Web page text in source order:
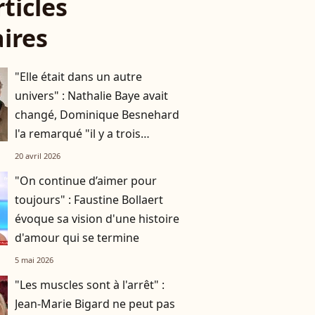
"Elle était dans un autre
univers" : Nathalie Baye avait
changé, Dominique Besnehard
l'a remarqué "il y a trois
semaines" en lui rendant visite
20 avril 2026
"On continue d’aimer pour
toujours" : Faustine Bollaert
évoque sa vision d'une histoire
d'amour qui se termine
5 mai 2026
"Les muscles sont à l'arrêt" :
Jean-Marie Bigard ne peut pas